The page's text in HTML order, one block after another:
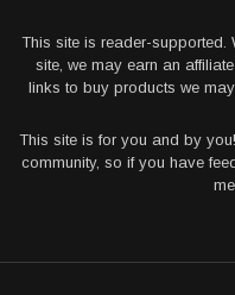
This site is reader-supported.
site, we may earn an
links to buy products we
This site is for you and by
community, so if you have